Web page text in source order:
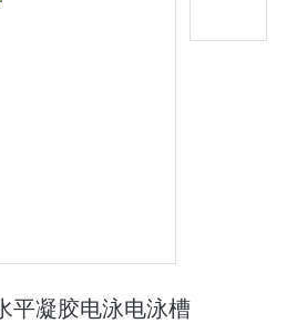
平凝胶电泳电泳槽